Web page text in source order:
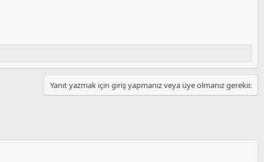
Yanıt yazmak için giriş yapmanız veya üye olmanız gerekir.